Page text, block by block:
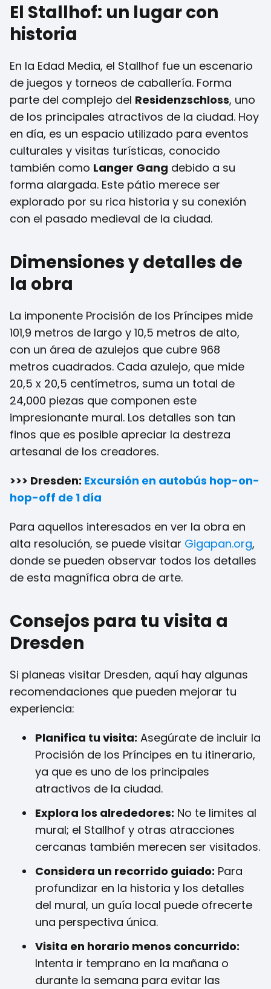
El Stallhof: un lugar con
historia
En la Edad Media, el Stallhof fue un escenario
de juegos y torneos de caballería. Forma
parte del complejo del Residenzschloss, uno
de los principales atractivos de la ciudad. Hoy
en día, es un espacio utilizado para eventos
culturales y visitas turísticas, conocido
también como Langer Gang debido a su
forma alargada. Este pátio merece ser
explorado por su rica historia y su conexión
con el pasado medieval de la ciudad.
Dimensiones y detalles de
la obra
La imponente Procisión de los Príncipes mide
101,9 metros de largo y 10,5 metros de alto,
con un área de azulejos que cubre 968
metros cuadrados. Cada azulejo, que mide
20,5 x 20,5 centímetros, suma un total de
24,000 piezas que componen este
impresionante mural. Los detalles son tan
finos que es posible apreciar la destreza
artesanal de los creadores.
>>> Dresden: Excursión en autobús hop-on-
hop-off de 1 día
Para aquellos interesados en ver la obra en
alta resolución, se puede visitar Gigapan.org,
donde se pueden observar todos los detalles
de esta magnífica obra de arte.
Consejos para tu visita a
Dresden
Si planeas visitar Dresden, aquí hay algunas
recomendaciones que pueden mejorar tu
experiencia:
Planifica tu visita: Asegúrate de incluir la
Procisión de los Príncipes en tu itinerario,
ya que es uno de los principales
atractivos de la ciudad.
Explora los alrededores: No te limites al
mural; el Stallhof y otras atracciones
cercanas también merecen ser visitados.
Considera un recorrido guiado: Para
profundizar en la historia y los detalles
del mural, un guía local puede ofrecerte
una perspectiva única.
Visita en horario menos concurrido:
Intenta ir temprano en la mañana o
durante la semana para evitar las